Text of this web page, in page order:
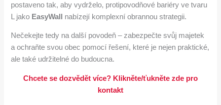
postaveno tak, aby vydrželo, protipovodňové bariéry ve tvaru
L jako EasyWall nabízejí komplexní obrannou strategii.
Nečekejte tedy na další povodeň – zabezpečte svůj majetek
a ochraňte svou obec pomocí řešení, které je nejen praktické,
ale také udržitelné do budoucna.
Chcete se dozvědět více? Klikněte/ťukněte zde pro
kontakt